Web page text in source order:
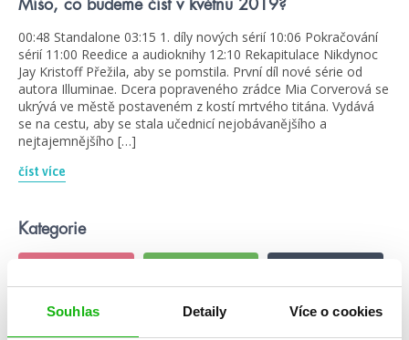
Souhlas Detaily Více o cookies
Míšo, co budeme číst v květnu 2019?
00:48 Standalone 03:15 1. díly nových sérií 10:06 Pokračování
sérií 11:00 Reedice a audioknihy 12:10 Rekapitulace Nikdynoc
Jay Kristoff Přežila, aby se pomstila. První díl nové série od
autora Illuminae. Dcera popraveného zrádce Mia Corverová se
ukrývá ve městě postaveném z kostí mrtvého titána. Vydává
se na cestu, aby se stala učednicí nejobávanějšího a
nejtajemnějšího […]
číst více
Kategorie
knihomoloviny kvízy podcast